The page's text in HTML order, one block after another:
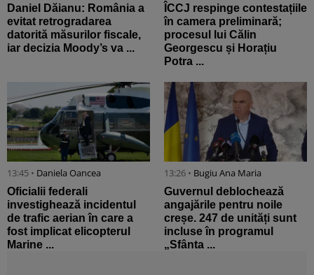
Daniel Dăianu: România a
evitat retrogradarea
datorită măsurilor fiscale,
iar decizia Moody’s va ...
ÎCCJ respinge contestațiile
în camera preliminară;
procesul lui Călin
Georgescu și Horațiu
Potra ...
13:45 • Daniela Oancea
Oficialii federali
investighează incidentul
de trafic aerian în care a
fost implicat elicopterul
Marine ...
13:26 • Bugiu ⁠Ana Maria
Guvernul deblochează
angajările pentru noile
creșe. 247 de unități sunt
incluse în programul
„Sfânta ...